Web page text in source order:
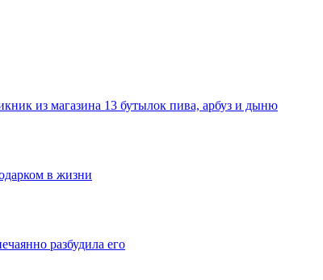
из магазина 13 бутылок пива, арбуз и дыню
в жизни
разбудила его